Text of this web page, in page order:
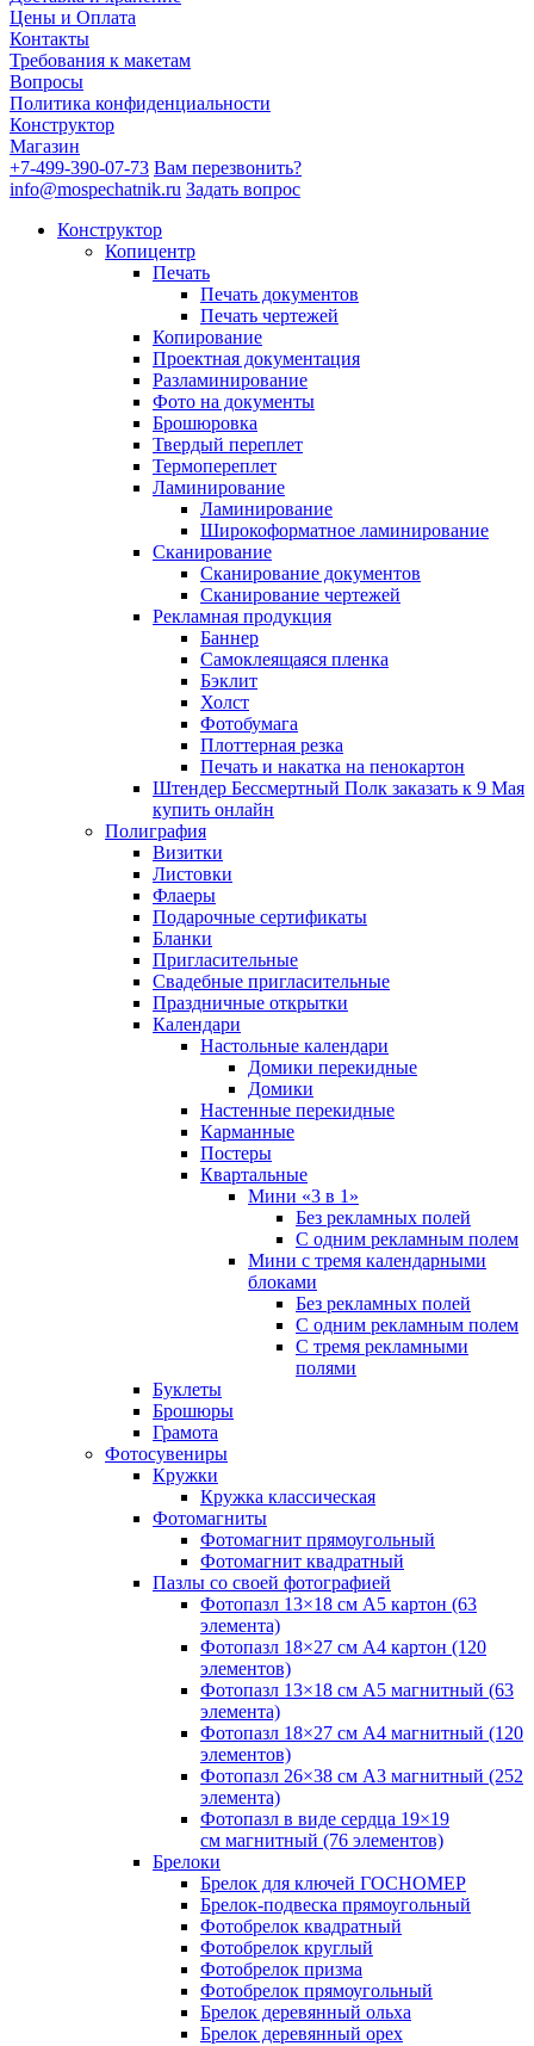
Цены и Оплата
Контакты
Требования к макетам
Вопросы
Политика конфиденциальности
Конструктор
Магазин
+7-499-390-07-73 Вам перезвонить?
info@mospechatnik.ru Задать вопрос
Конструктор
Копицентр
Печать
Печать документов
Печать чертежей
Копирование
Проектная документация
Разламинирование
Фото на документы
Брошюровка
Твердый переплет
Термопереплет
Ламинирование
Ламинирование
Широкоформатное ламинирование
Сканирование
Сканирование документов
Сканирование чертежей
Рекламная продукция
Баннер
Самоклеящаяся пленка
Бэклит
Холст
Фотобумага
Плоттерная резка
Печать и накатка на пенокартон
Штендер Бессмертный Полк заказать к 9 Мая
купить онлайн
Полиграфия
Визитки
Листовки
Флаеры
Подарочные сертификаты
Бланки
Пригласительные
Свадебные пригласительные
Праздничные открытки
Календари
Настольные календари
Домики перекидные
Домики
Настенные перекидные
Карманные
Постеры
Квартальные
Мини «3 в 1»
Без рекламных полей
С одним рекламным полем
Мини с тремя календарными
блоками
Без рекламных полей
С одним рекламным полем
С тремя рекламными
полями
Буклеты
Брошюры
Грамота
Фотосувениры
Кружки
Кружка классическая
Фотомагниты
Фотомагнит прямоугольный
Фотомагнит квадратный
Пазлы со своей фотографией
Фотопазл 13×18 см А5 картон (63
элемента)
Фотопазл 18×27 см А4 картон (120
элементов)
Фотопазл 13×18 см А5 магнитный (63
элемента)
Фотопазл 18×27 см А4 магнитный (120
элементов)
Фотопазл 26×38 см А3 магнитный (252
элемента)
Фотопазл в виде сердца 19×19
см магнитный (76 элементов)
Брелоки
Брелок для ключей ГОСНОМЕР
Брелок-подвеска прямоугольный
Фотобрелок квадратный
Фотобрелок круглый
Фотобрелок призма
Фотобрелок прямоугольный
Брелок деревянный ольха
Брелок деревянный орех